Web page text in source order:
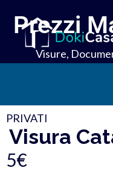
Prezzi
Visure,
PRIVATI
Visura
5€